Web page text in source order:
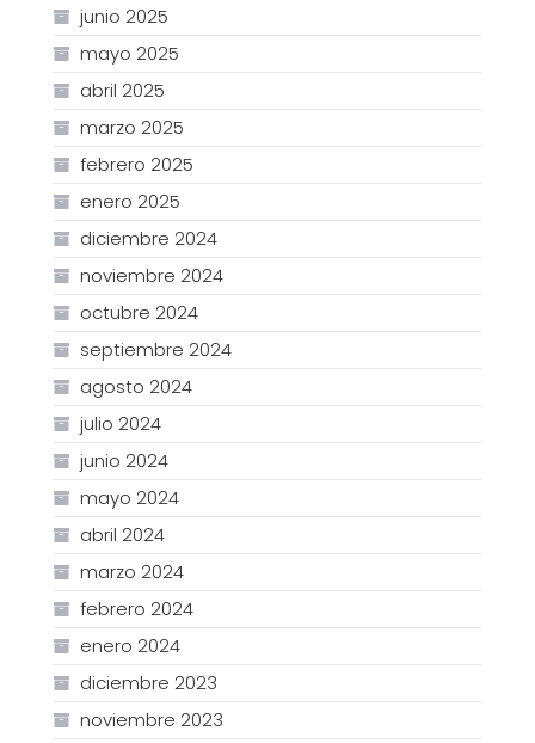
junio 2025
mayo 2025
abril 2025
marzo 2025
febrero 2025
enero 2025
diciembre 2024
noviembre 2024
octubre 2024
septiembre 2024
agosto 2024
julio 2024
junio 2024
mayo 2024
abril 2024
marzo 2024
febrero 2024
enero 2024
diciembre 2023
noviembre 2023